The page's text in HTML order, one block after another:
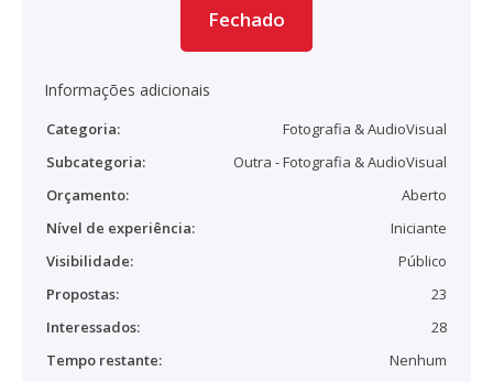
Fechado
Informações adicionais
Categoria:
Fotografia & AudioVisual
Subcategoria:
Outra - Fotografia & AudioVisual
Orçamento:
Aberto
Nível de experiência:
Iniciante
Visibilidade:
Público
Propostas:
23
Interessados:
28
Tempo restante:
Nenhum